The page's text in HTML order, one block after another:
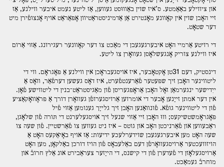
און ציװילע באַאַמטע. ס’איז שוין באַװוּסט געװען, אַז ליטע נעמט איבער װילנע, אַז
זײ האָבן שוין אין קאָװנע מאָנטירט אַן אַדמיניסטראַטיװן אָפּאַראַט אויף אָנצופֿירן מיט
דער שטאָט.
די רויטע אַרמײ האָט איבערגעגעבן די מאַכט צו דער קאָװנער רעגירונג. אַזוי אַרום
איז װילנע צוריק אָנגעשלאָסן געװאָרן צו ליטע.
דינסטיק, דעם 31טן אָקטאָבער, איז אויסגעבראָכן אין װילנע אַ פּאָגראָם. װי די
ליטװינער האָבן זיך שפּעטער פֿאַרענטפֿערט, איז דאָס געשען דערפֿאַר, װאָס אַ
ייִדישער ינגערמאַן זאָל האָבן אַראָפּגעריסן פֿון מאַגיסטראַט־בנין די ליטװישע פֿאָן.
אין דער אמתן זײַנען אָבער די אומרוען אַרויסגערופֿן געװאָרן דורך אַ פּראָװאָקאַציע
פֿון די ליטװינער גופֿא. פֿונװאַנען האָבן זיך גלײַך גענומען אַזוי פֿיל
פּאָגראָמשטשיקעס; װוּ האָבן זײ אַזוי שנעל זיך אויסגעלערנט די תּורה פֿון שלאָגן,
ראַבעװען און פֿאַרניכטן האָב און גוטס – איז ניט געװען צו פֿאַרשטײן. פֿון שעה צו
שעה האָט מען איבערגעגעבן שוידערלעכע ידיעות: אַז אויף באָיאַקעס האָט אַ
הויזװעכטער אַרויסגעװאָרפֿן דעם באַלעבאָס פֿון הויז דורכן באַלקאָן, מען האָט
אַרויסגעלאָזן די פֿעדערן פֿון די קישנס, די הײַזער צעראַבירט אונ אַלץ חרובֿ און
מוחרבֿ געמאַכט.